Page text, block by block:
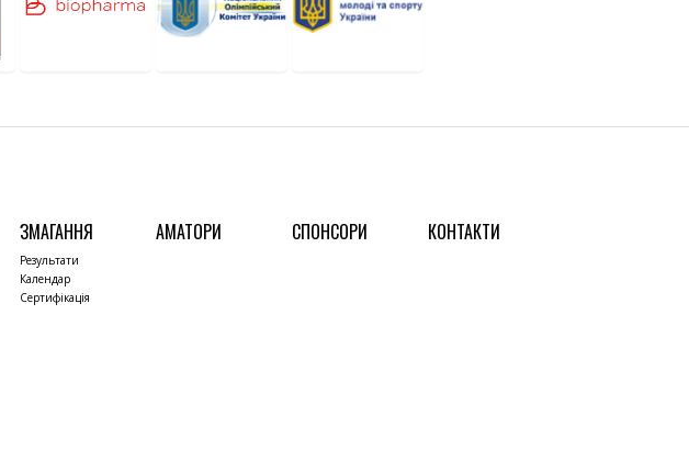
ЗМАГАННЯ
Результати
Календар
Сертифікація
АМАТОРИ СПОНСОРИ КОНТАКТИ